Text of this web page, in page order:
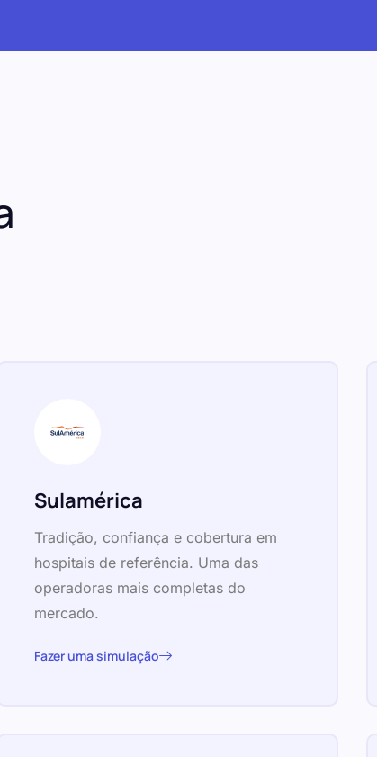
Sulamérica
Tradição, confiança e cobertura em
hospitais de referência. Uma das
operadoras mais completas do
mercado.
Fazer uma simulação